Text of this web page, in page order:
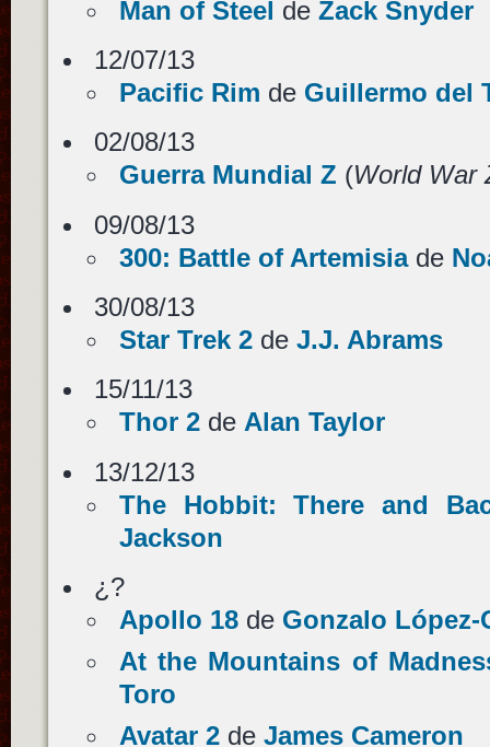
Man of Steel de Zack Snyder
12/07/13
Pacific Rim de Guillermo del
02/08/13
Guerra Mundial Z (World War
09/08/13
300: Battle of Artemisiade
30/08/13
Star Trek 2de J.J. Abrams
15/11/13
Thor 2de Alan Taylor
13/12/13
The Hobbit: There and
Jackson
¿?
Apollo 18de Gonzalo López-
At the Mountains of
Toro
Avatar 2de James Cameron